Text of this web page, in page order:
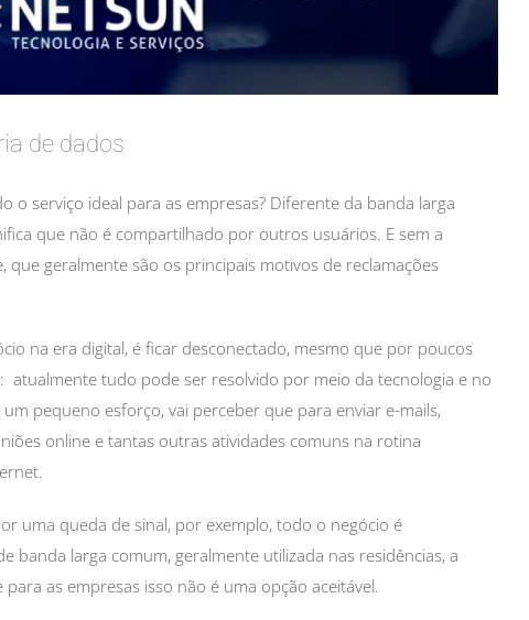
de dados
o serviço ideal para as empresas? Diferente da banda larga
que não é compartilhado por outros usuários. E sem a
que geralmente são os principais motivos de reclamações
na era digital, é ficar desconectado, mesmo que por poucos
atualmente tudo pode ser resolvido por meio da tecnologia e no
pequeno esforço, vai perceber que para enviar e-mails,
online e tantas outras atividades comuns na rotina
uma queda de sinal, por exemplo, todo o negócio é
banda larga comum, geralmente utilizada nas residências, a
as empresas isso não é uma opção aceitável.